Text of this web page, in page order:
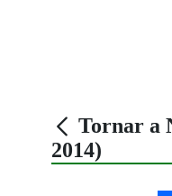
Tornar a
2014)